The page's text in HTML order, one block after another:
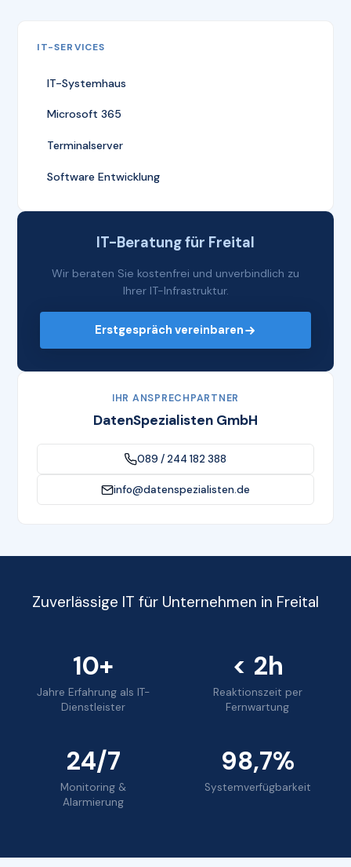
IT-SERVICES
IT-Systemhaus
Microsoft 365
Terminalserver
Software Entwicklung
IT-Beratung für Freital
Wir beraten Sie kostenfrei und unverbindlich zu
Ihrer IT-Infrastruktur.
Erstgespräch vereinbaren
IHR ANSPRECHPARTNER
DatenSpezialisten GmbH
089 / 244 182 388
info@datenspezialisten.de
Zuverlässige IT für Unternehmen in Freital
10+
Jahre Erfahrung als IT-
Dienstleister
< 2h
Reaktionszeit per
Fernwartung
24/7
Monitoring &
Alarmierung
98,7%
Systemverfügbarkeit